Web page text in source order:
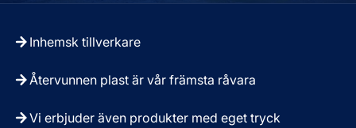
Inhemsk tillverkare
Återvunnen plast är vår främsta råvara
Vi erbjuder även produkter med eget tryck